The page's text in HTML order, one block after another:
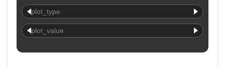
plot_type
plot_value